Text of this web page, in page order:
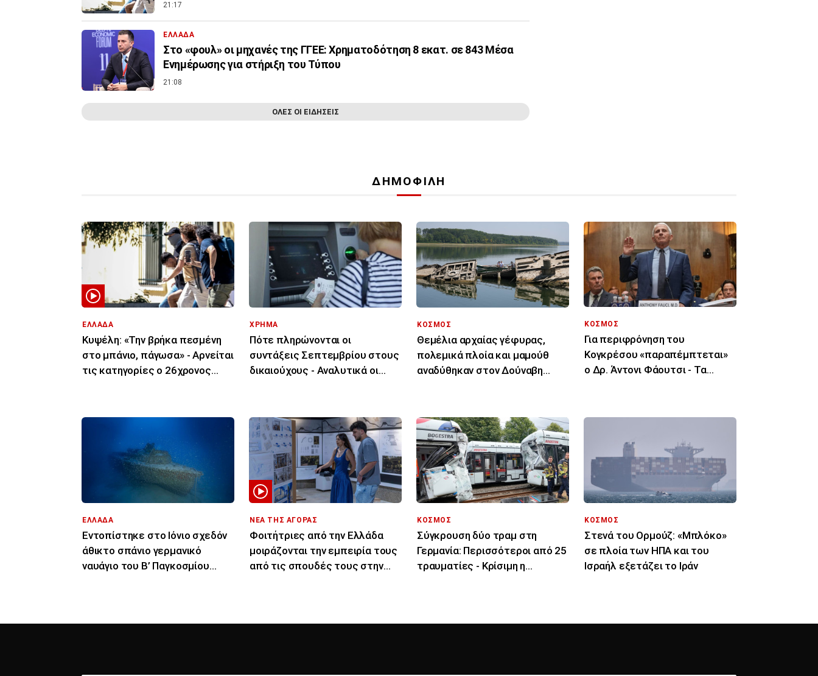
21:17
ΕΛΛΑΔΑ
Στο «φουλ» οι μηχανές της ΓΓΕΕ: Χρηματοδότηση 8 εκατ. σε 843 Μέσα
Ενημέρωσης για στήριξη του Τύπου
21:08
ΟΛΕΣ ΟΙ ΕΙΔΗΣΕΙΣ
ΔΗΜΟΦΙΛΗ
ΕΛΛΑΔΑ
Κυψέλη: «Την βρήκα πεσμένη
στο μπάνιο, πάγωσα» - Αρνείται
τις κατηγορίες ο 26χρονος
ΧΡΗΜΑ
Πότε πληρώνονται οι
συντάξεις Σεπτεμβρίου στους
δικαιούχους - Αναλυτικά οι
ΚΟΣΜΟΣ
Θεμέλια αρχαίας γέφυρας,
πολεμικά πλοία και μαμούθ
αναδύθηκαν στον Δούναβη
ΚΟΣΜΟΣ
Για περιφρόνηση του
Κογκρέσου «παραπέμπτεται»
ο Δρ. Άντονι Φάουτσι - Τα
ΕΛΛΑΔΑ
Εντοπίστηκε στο Ιόνιο σχεδόν
άθικτο σπάνιο γερμανικό
ναυάγιο του Β’ Παγκοσμίου
ΝΕΑ ΤΗΣ ΑΓΟΡΑΣ
Φοιτήτριες από την Ελλάδα
μοιράζονται την εμπειρία τους
από τις σπουδές τους στην
ΚΟΣΜΟΣ
Σύγκρουση δύο τραμ στη
Γερμανία: Περισσότεροι από 25
τραυματίες - Κρίσιμη η
ΚΟΣΜΟΣ
Στενά του Ορμούζ: «Μπλόκο»
σε πλοία των ΗΠΑ και του
Ισραήλ εξετάζει το Ιράν